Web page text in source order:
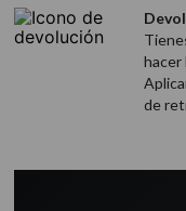
hacer
de